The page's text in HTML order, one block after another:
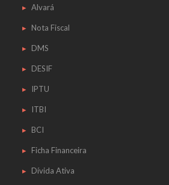
Alvará
Nota Fiscal
DMS
DESIF
IPTU
ITBI
BCI
Ficha Financeira
Dívida Ativa